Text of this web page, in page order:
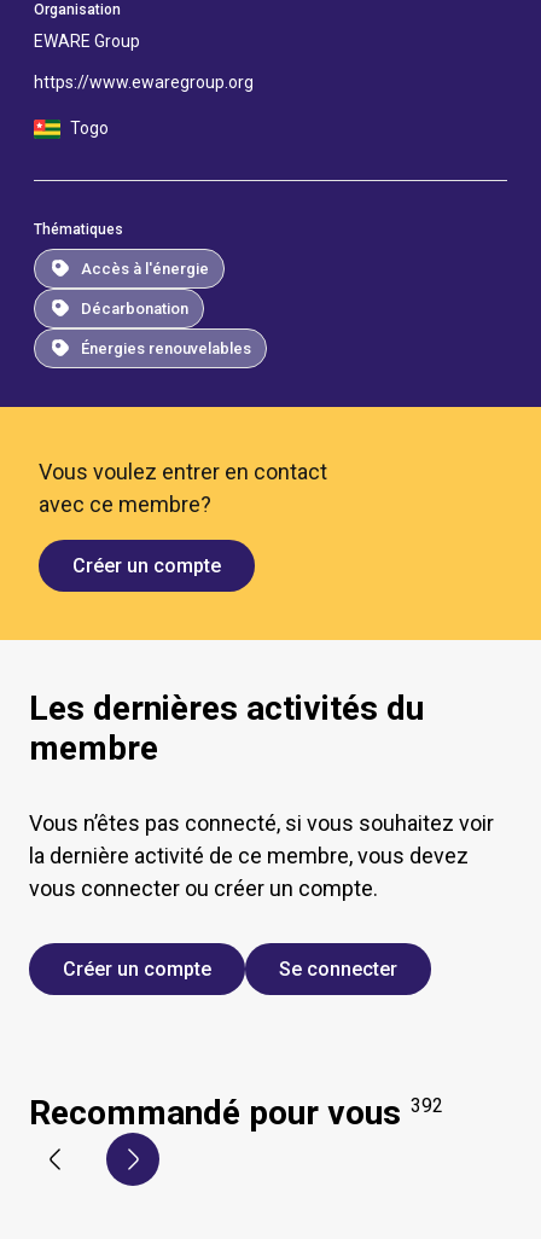
Organisation
EWARE Group
https://www.ewaregroup.org
Togo
Thématiques
Accès à l'énergie
Décarbonation
Énergies renouvelables
Vous voulez entrer en contact
avec ce membre?
Créer un compte
Les dernières activités du
membre
Vous n’êtes pas connecté, si vous souhaitez voir
la dernière activité de ce membre, vous devez
vous connecter ou créer un compte.
Créer un compte Se connecter
Recommandé pour vous 392